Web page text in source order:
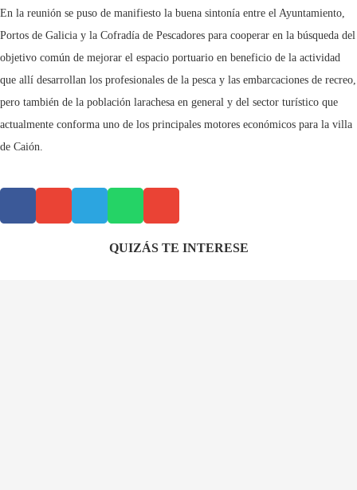
En la reunión se puso de manifiesto la buena sintonía entre el Ayuntamiento,
Portos de Galicia y la Cofradía de Pescadores para cooperar en la búsqueda del
objetivo común de mejorar el espacio portuario en beneficio de la actividad
que allí desarrollan los profesionales de la pesca y las embarcaciones de recreo,
pero también de la población larachesa en general y del sector turístico que
actualmente conforma uno de los principales motores económicos para la villa
de Caión.
QUIZÁS TE INTERESE